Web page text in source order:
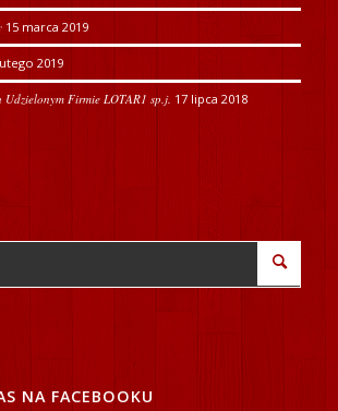
15 marca 2019
2019
Firmie LOTAR1 sp.j. 17 lipca 2018
NA FACEBOOKU